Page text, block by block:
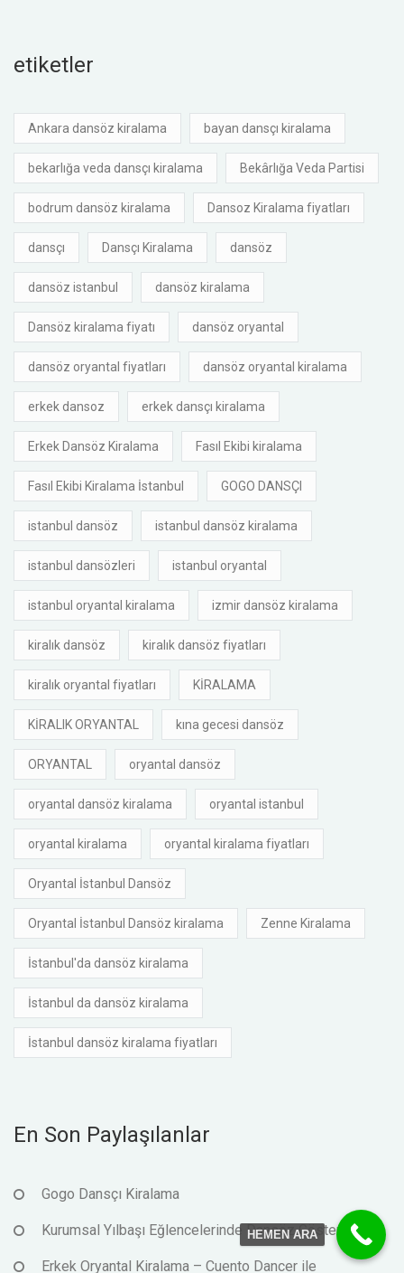
etiketler
Ankara dansöz kiralama bayan dansçı kiralama
bekarlığa veda dansçı kiralama Bekârlığa Veda Partisi
bodrum dansöz kiralama Dansoz Kiralama fiyatları
dansçı Dansçı Kiralama dansöz
dansöz istanbul dansöz kiralama
Dansöz kiralama fiyatı dansöz oryantal
dansöz oryantal fiyatları dansöz oryantal kiralama
erkek dansoz erkek dansçı kiralama
Erkek Dansöz Kiralama Fasıl Ekibi kiralama
Fasıl Ekibi Kiralama İstanbul GOGO DANSÇI
istanbul dansöz istanbul dansöz kiralama
istanbul dansözleri istanbul oryantal
istanbul oryantal kiralama izmir dansöz kiralama
kiralık dansöz kiralık dansöz fiyatları
kiralık oryantal fiyatları KİRALAMA
KİRALIK ORYANTAL kına gecesi dansöz
ORYANTAL oryantal dansöz
oryantal dansöz kiralama oryantal istanbul
oryantal kiralama oryantal kiralama fiyatları
Oryantal İstanbul Dansöz
Oryantal İstanbul Dansöz kiralama Zenne Kiralama
İstanbul'da dansöz kiralama
İstanbul da dansöz kiralama
İstanbul dansöz kiralama fiyatları
En Son Paylaşılanlar
Gogo Dansçı Kiralama
Kurumsal Yılbaşı Eğlencelerinde Dansöz Gösterileri
Erkek Oryantal Kiralama – Cuento Dancer ile
HEMEN ARA